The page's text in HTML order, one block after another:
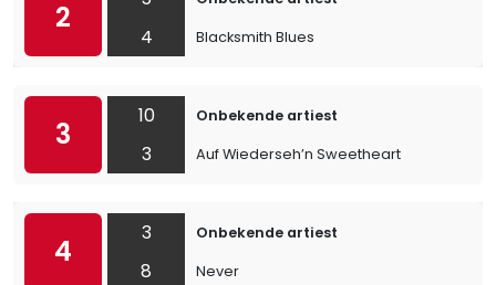
2
4
Blacksmith Blues
3
10
3
Onbekende artiest
Auf Wiederseh’n Sweetheart
4
3
8
Onbekende artiest
Never